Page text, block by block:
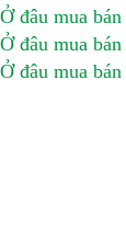
Ở đâu mua
Ở đâu mua
Ở đâu mua